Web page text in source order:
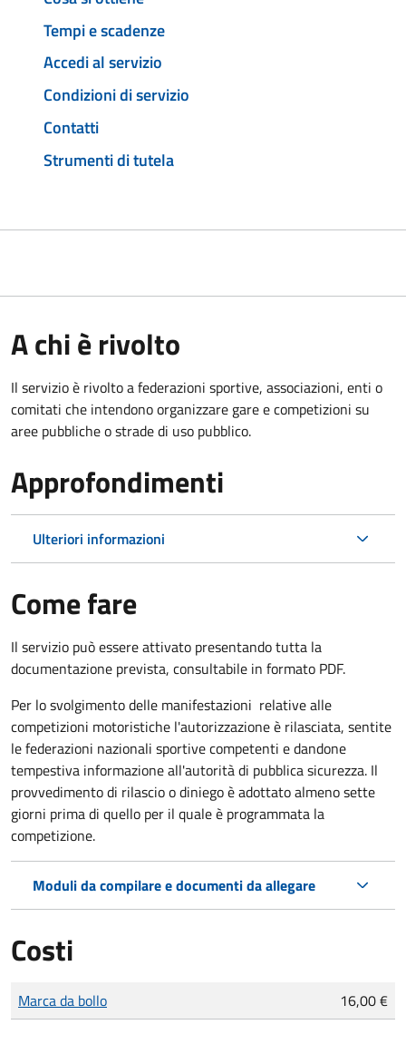
Tempi e scadenze
Accedi al servizio
Condizioni di servizio
Contatti
Strumenti di tutela
A chi è rivolto
Il servizio è rivolto a federazioni sportive, associazioni, enti o
comitati che intendono organizzare gare e competizioni su
aree pubbliche o strade di uso pubblico.
Approfondimenti
Ulteriori informazioni
Come fare
Il servizio può essere attivato presentando tutta la
documentazione prevista, consultabile in formato PDF.
Per lo svolgimento delle manifestazioni relative alle
competizioni motoristiche l'autorizzazione è rilasciata, sentite
le federazioni nazionali sportive competenti e dandone
tempestiva informazione all'autorità di pubblica sicurezza. Il
provvedimento di rilascio o diniego è adottato almeno sette
giorni prima di quello per il quale è programmata la
competizione.
Moduli da compilare e documenti da allegare
Costi
Tipo di pagamento
Importo
Marca da bollo 16,00 €